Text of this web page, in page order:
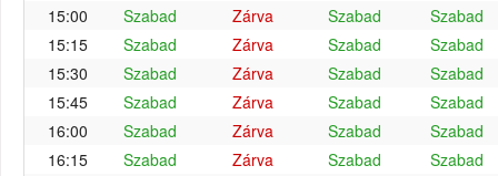
15:00
Szabad Zárva Szabad
Szabad
15:15
Szabad Zárva Szabad
Szabad
15:30
Szabad Zárva Szabad
Szabad
15:45
Szabad Zárva Szabad
Szabad
16:00
Szabad Zárva Szabad
Szabad
16:15
Szabad Zárva Szabad Szabad